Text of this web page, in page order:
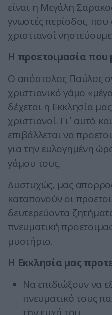
είναι η Μεγάλη
γνωστές περίοδοι,
χριστιανοί
Η προετοιμασία που
Ο απόστολος Παύλος
χριστιανικό γάμο
δέχεται η Εκκλησία
χριστιανοί. Γι᾽ αυτό
επιβάλλεται να
για την ευλογημένη
γάμου τους.
Δυστυχώς, μας
καταπονούν οι
δευτερεύοντα
πνευματική
μυστήριο.
Η Εκκλησία μας
Να επιδιώξουν να
πνευματικό τους